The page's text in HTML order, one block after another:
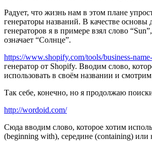
Радует, что жизнь нам в этом плане
генераторы названий. В качестве основы
генераторов я в примере взял слово
означает “Солнце”.
https://www.shopify.com/tools/business-
генератор от Shopify. Вводим слово,
использовать в своём названии и смотрим
Так себе, конечно, но я продолжаю
http://wordoid.com/
Сюда вводим слово, которое хотим
(beginning with), середине (containing) или